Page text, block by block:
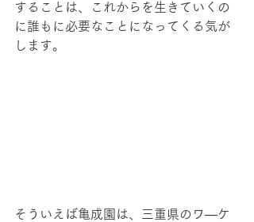
することは、これからを生きていくの
に誰もに必要なことになってくる気が
します。
そういえば亀成園は、三重県のワ―ケ